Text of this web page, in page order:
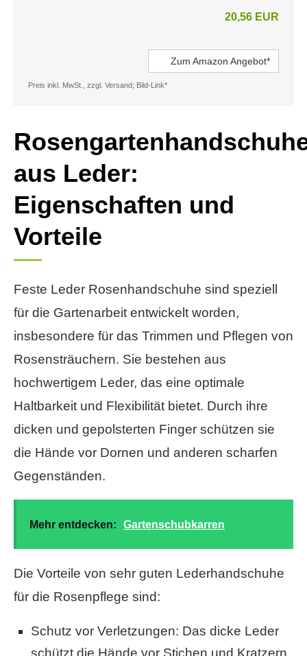
20,56 EUR
Zum Amazon Angebot*
Preis inkl. MwSt., zzgl. Versand; Bild-Link*
aus Leder:
Eigenschaften und
Vorteile
Feste Leder Rosenhandschuhe sind speziell
für die Gartenarbeit entwickelt worden,
insbesondere für das Trimmen und Pflegen von
Rosensträuchern. Sie bestehen aus
hochwertigem Leder, das eine optimale
Haltbarkeit und Flexibilität bietet. Durch ihre
dicken und gepolsterten Finger schützen sie
die Hände vor Dornen und anderen scharfen
Gegenständen.
Mehr entdecken: Gartenschubkarren
Die Vorteile von sehr guten Lederhandschuhe
für die Rosenpflege sind:
Schutz vor Verletzungen: Das dicke Leder
schützt die Hände vor Stichen und Kratzern